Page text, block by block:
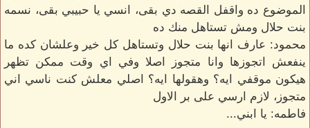
الموضوع ده واقفل القصه دي بقى، انسي يا حبيبي بقى، نسمه
بنت حلال ومش تستاهل منك ده
محمود: عارف انها بنت حلال وتستاهل كل خير وعلشان كده ما
ينفعش اتجوزها وانا متجوز اصلا وفي اي وقت ممكن تظهر
هيكون موقفي ايه؟ وهقولها ايه؟ اصلي معلش كنت ناسي اني
متجوز، لازم ارسي على بر الاول
فاطمه: يا ابني...